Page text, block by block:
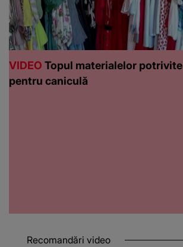
VIDEO Topul materialelor potrivite
pentru caniculă
Recomandări video